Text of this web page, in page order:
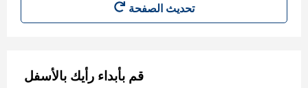
تحديث الصفحة
قم بأبداء رأيك بالأسفل